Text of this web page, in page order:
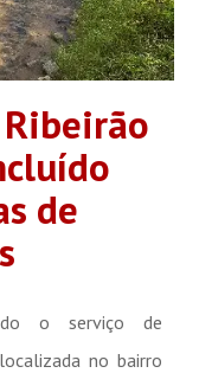
de
o serviço de
no bairro